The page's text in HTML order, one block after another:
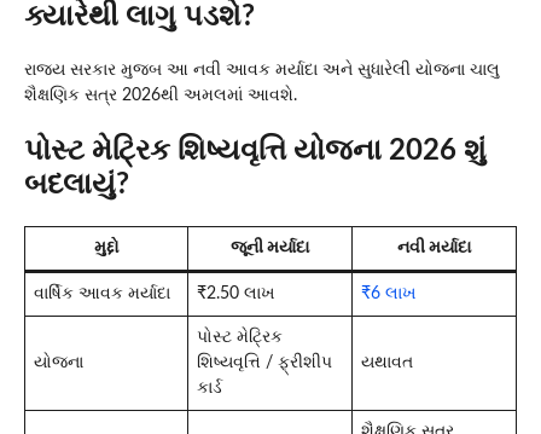
ક્યારેથી લાગુ પડશે?
રાજ્ય સરકાર મુજબ આ નવી આવક મર્યાદા અને સુધારેલી યોજના ચાલુ
શૈક્ષણિક સત્ર 2026થી અમલમાં આવશે.
પોસ્ટ મેટ્રિક શિષ્યવૃત્તિ યોજના 2026 શું
બદલાયું?
મુદ્દો જૂની મર્યાદા નવી મર્યાદા
વાર્ષિક આવક મર્યાદા ₹2.50 લાખ ₹6 લાખ
યોજના
પોસ્ટ મેટ્રિક
શિષ્યવૃત્તિ / ફ્રીશીપ
કાર્ડ
યથાવત